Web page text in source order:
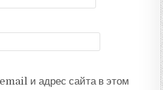
и адрес сайта в этом